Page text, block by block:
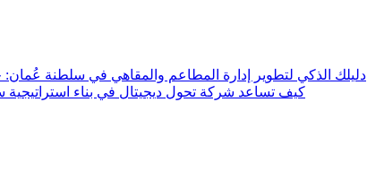
دليلك الذكي لتطوير إدارة المطاعم والمقاهي في سلطنة عُمان:
كيف تساعد شركة تحول ديجيتال في بناء